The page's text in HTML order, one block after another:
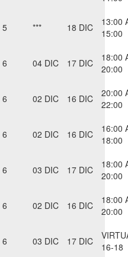
5 *** 18 DIC
13:00
15:00
6 04 DIC 17 DIC
18:00
20:00
6 02 DIC 16 DIC
20:00
22:00
6 02 DIC 16 DIC
16:00
18:00
6 03 DIC 17 DIC
18:00
20:00
6 02 DIC 16 DIC
18:00
20:00
6 03 DIC 17 DIC
16-18